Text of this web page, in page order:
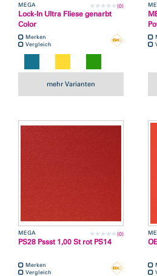
MEGA (0)
Lock-In Ultra Fliese genarbt
Color
Merken
Vergleich
mehr Varianten
MEGA (0)
PS28 Pssst 1,00 St rot PS14
Merken
Vergleich